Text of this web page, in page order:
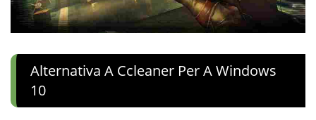
Alternativa A Ccleaner Per A Windows
10